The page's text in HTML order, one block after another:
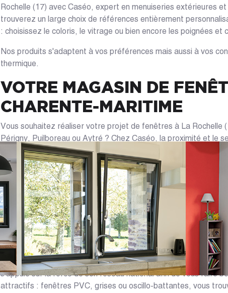
Rochelle (17) avec Caséo, expert en menuiseries extérieures
trouverez un large choix de références entièrement
: choisissez le coloris, le vitrage ou bien encore les poignées et
Nos produits s'adaptent à vos préférences mais aussi à vos
thermique.
VOTRE MAGASIN DE
CHARENTE-MARITIME
Vous souhaitez réaliser votre projet de fenêtres à La Rochelle
Périgny, Puilboreau ou Aytré ? Chez Caséo, la proximité et le
essentiels. Adressez-vous à nos spécialistes Rochelais. Ceux-
de vous présenter des solutions de fenêtres sur mesure
savoir-faire sur l'isolation, la prise de mesures de vos
appropriés pour vos fenêtres et baies. Grâce à Caséo, la pose
Rochelle n'ont jamais été aussi simples !
LES AVANTAGES DU
LA RÉGION NOUVELLE-
Spécialiste en menuiseries et installateur de fenêtres à La
s'appuie sur la force de son réseau national afin de vous faire
attractifs : fenêtres PVC, grises ou oscillo-battantes, vous